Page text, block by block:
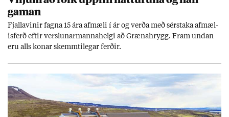
gam­an
Fjalla­vin­ir fagna 15 ára af­mæli í ár og verða með sér­staka af­mæl­
is­ferð eft­ir versl­un­ar­manna­helgi að Græna­hrygg. Fram und­an
eru alls kon­ar skemmti­leg­ar ferð­ir.